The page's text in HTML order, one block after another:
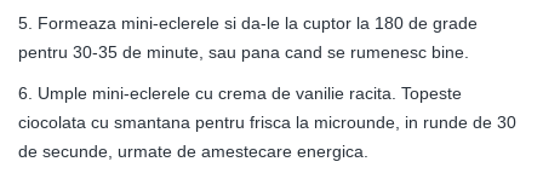
5. Formeaza mini-eclerele si da-le la cuptor la 180 de grade
pentru 30-35 de minute, sau pana cand se rumenesc bine.
6. Umple mini-eclerele cu crema de vanilie racita. Topeste
ciocolata cu smantana pentru frisca la microunde, in runde de 30
de secunde, urmate de amestecare energica.